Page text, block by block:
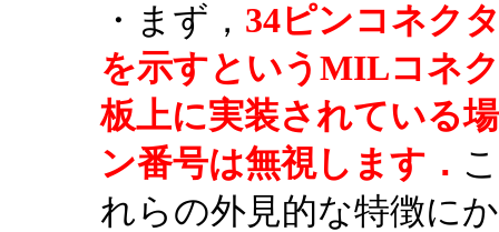
・まず， 34ピンコネク
を示すというMILコネ
板上に実装されている
ン番号は無視します．
れらの外見的な特徴に